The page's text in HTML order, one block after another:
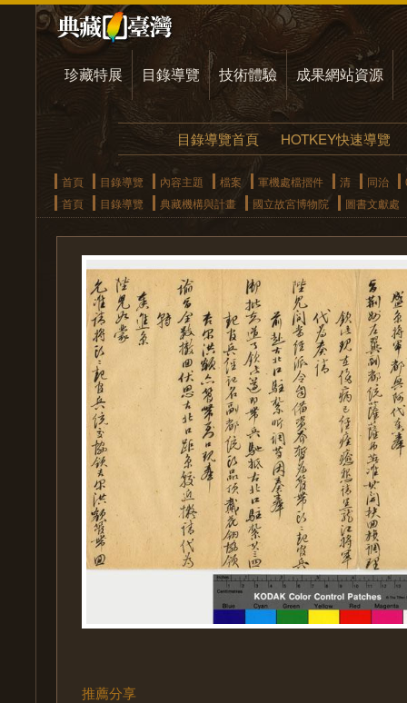
珍藏特展 目錄導覽 技術體驗 成果網站資源
目錄導覽首頁 HOTKEY快速導覽
首頁 目錄導覽 內容主題 檔案 軍機處檔摺件 清 同治
首頁
目錄導覽 典藏機構與計畫 國立故宮博物院 圖書文獻處
推薦分享